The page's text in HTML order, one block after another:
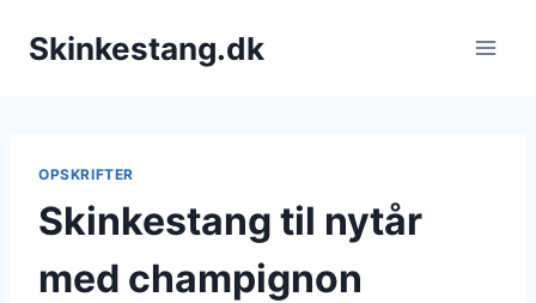
Skinkestang.dk
OPSKRIFTER
Skinkestang til nytår
med champignon